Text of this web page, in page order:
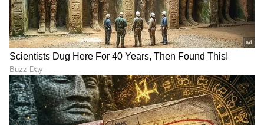
ಆರೋಗ್ಯ, ಸೌಂದರ್ಯ, ಫಿಟ್‌ನೆಸ್,ಕಿಚನ್ ಟಿಪ್ಸ್‌,
ಸಂಬಂಧ,ಫ್ಯಾಷನ್,ರೆಸಿಪಿಅಪ್ಡೇಟ್‌ಗಳಿಗಾಗಿ
ಏಷ್ಯಾನೆಟ್ ಸುವರ್ಣ ನ್ಯೂಸ್‌ ಫಾಲೋ ಮಾಡಿ.
ಸಂಪೂರ್ಣ ಮಾಹಿತಿ ಒಂದೇ ಕ್ಲಿಕ್‌ನಲ್ಲಿ ಲಭ್ಯ. ಏಷ್ಯಾನೆಟ್
ಸುವರ್ಣ ನ್ಯೂಸ್ ಅಧಿಕೃತ ಆ್ಯಪ್ ಡೌನ್‌ಲೋಡ್ ಮಾಡಿ
ಹಾಗು ಎಲ್ಲಾ ಅಪ್‌ಡೇಟ್ ಗಳನ್ನು ಪಡೆಯಿರಿ.